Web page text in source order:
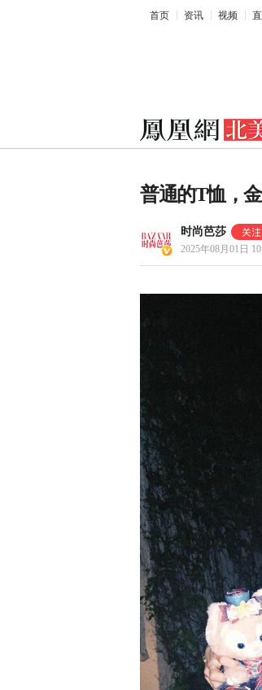
首页 资讯 视频
普通的T恤，
时尚芭莎
2025年08月01日